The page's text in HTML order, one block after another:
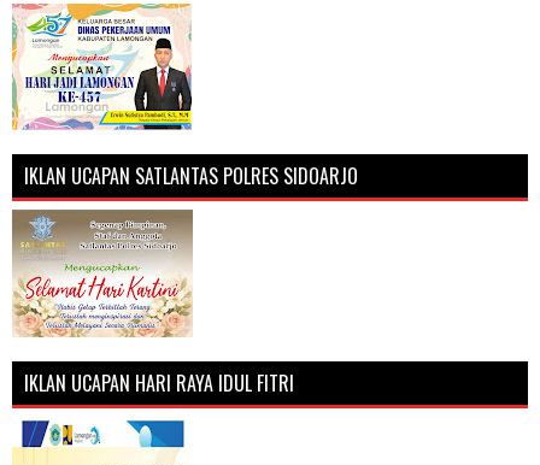
IKLAN UCAPAN SATLANTAS POLRES SIDOARJO
IKLAN UCAPAN HARI RAYA IDUL FITRI